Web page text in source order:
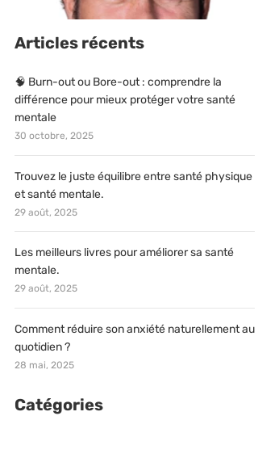
Articles récents
🧠 Burn-out ou Bore-out : comprendre la
différence pour mieux protéger votre santé
mentale
30 octobre, 2025
Trouvez le juste équilibre entre santé physique
et santé mentale.
29 août, 2025
Les meilleurs livres pour améliorer sa santé
mentale.
29 août, 2025
Comment réduire son anxiété naturellement au
quotidien ?
28 mai, 2025
Catégories